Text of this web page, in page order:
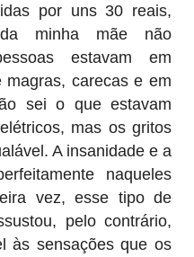
por uns 30 reais,
minha mãe não
estavam em
magras, carecas e em
sei o que estavam
mas os gritos
A insanidade e a
naqueles
vez, esse tipo de
pelo contrário,
às sensações que os